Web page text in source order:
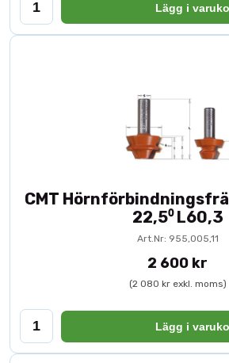
Lägg i
CMT
22,5⁰ L60,3
Art.Nr: 955,005,11
2 600 kr
(2 080 kr exkl. moms)
Lägg i